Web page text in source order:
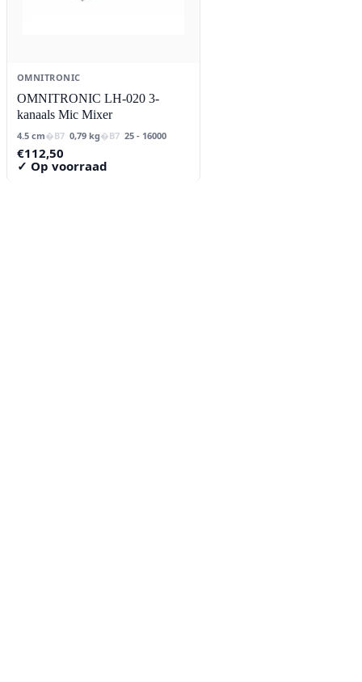
OMNITRONIC
OMNITRONIC LH-020 3-
kanaals Mic Mixer
4.5 cm 0,79 kg 25 - 16000
€112,50
✓ Op voorraad